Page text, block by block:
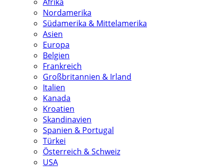
Nordamerika
Südamerika & Mittelamerika
Asien
Europa
Belgien
Frankreich
Großbritannien & Irland
Italien
Kanada
Kroatien
Skandinavien
Spanien & Portugal
Türkei
Österreich & Schweiz
USA